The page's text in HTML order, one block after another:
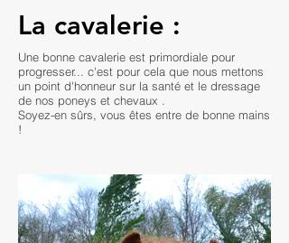
La cavalerie :
Une bonne cavalerie est primordiale pour
progresser... c'est pour cela que nous mettons
un point d'honneur sur la santé et le dressage
de nos poneys et chevaux .
Soyez-en sûrs, vous êtes entre de bonne mains
!